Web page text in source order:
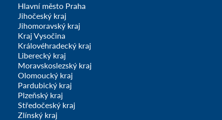
Hlavní město Praha
Jihočeský kraj
Jihomoravský kraj
Kraj Vysočina
Královéhradecký kraj
Liberecký kraj
Moravskoslezský kraj
Olomoucký kraj
Pardubický kraj
Plzeňský kraj
Středočeský kraj
Zlínský kraj